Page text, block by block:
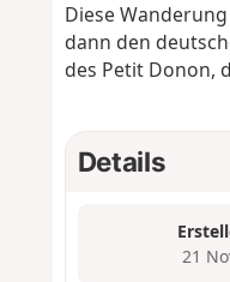
Diese
dann den
des Petit Donon,
Details
21